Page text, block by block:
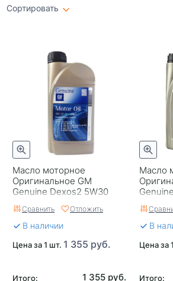
Сортировать
Масло моторное
Оригинальное GM
Genuine Dexos2 5W30
SN/CF 1
Сравнить Отложить
В наличии
Цена за 1 шт. 1 355 руб.
Итого: 1 355 руб.
Масло
SN/CF 5
В
Цена за
Итого: